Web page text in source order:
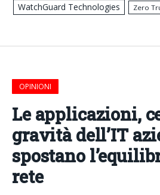
WatchGuard Technologies Zero
OPINIONI
Le applicazioni,
gravità dell’IT
spostano
rete